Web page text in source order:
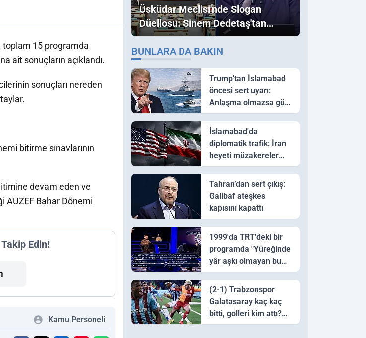
toplam 15 programda
ait sonuçların açıklandı.
sonuçları nereden
bitirme sınavlarının
devam eden ve
AUZEF Bahar Dönemi
Edin!
Kamu Personeli
Üsküdar Meclisi'nde Slogan
Düellosu: Sinem Dedetaş'tan
Ezber Bozan "Erdoğan" ve
"İmamoğlu" Çıkışı!
BUNLARA DA BAKIN
Trump'tan İslamabad
öncesi sert uyarı:
Anlaşma olmazsa güç
kullanırız
İslamabad'da
diplomatik trafik: İran
heyeti müzakereler
için Pakistan'a ulaştı
Tahran’dan sert çıkış:
Galibaf ateşkes
kapısını kapattı
1999'da TRT'deki bir
programda "Yüreğinde
yâr aşkı olmayan bu
sazı çalarsa tingirdatır"
sözünü söyleyen halk
ozanı hangisidir?
(2-1) Trabzonspor
Galatasaray kaç kaç
bitti, golleri kim attı?
Trabzonspor